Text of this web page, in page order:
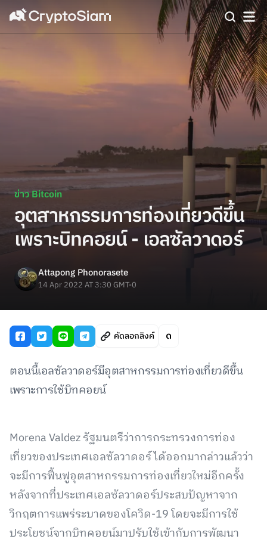
ข่าว Bitcoin
อุตสาหกรรมการท่องเที่ยวดีขึ้น
เพราะบิทคอยน์ - เอลซัลวาดอร์
Attapong Phonorasete
14 Apr 2022 AT 3:30 GMT-0
คัดลอกลิงค์
ตอนนี้เอลซัลวาดอร์มีอุตสาหกรรมการท่องเที่ยวดีขึ้น
เพราะการใช้บิทคอยน์
Morena Valdez รัฐมนตรีว่าการกระทรวงการท่อง
เที่ยวของประเทศเอลซัลวาดอร์ ได้ออกมากล่าวแล้วว่า
จะมีการฟื้นฟูอุตสาหกรรมการท่องเที่ยวใหม่อีกครั้ง
หลังจากที่ประเทศเอลซัลวาดอร์ประสบปัญหาจาก
วิกฤตการแพร่ระบาดของโควิด-19 โดยจะมีการใช้
ประโยชน์จากบิทคอยน์มาปรับใช้เข้ากับการพัฒนา